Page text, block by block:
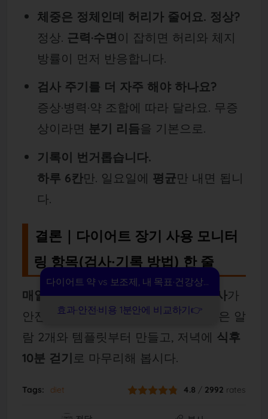
체중은 정체인데 허리가 줄어요. 정상?
정상. 근력·수면이 잡히면 허리와 체지
방률이 먼저 반응합니다.
검사 주기를 더 자주 해야 하나요?
증상·병력·약 조합에 따라 달라요. 무증
상이라면 분기 리듬을 기본으로.
기록이 번거롭습니다.
하루 6칸만. 일요일에 평균만 내면 됩니
다.
결론｜다이어트 장기 사용 모니터
링 항목(검사·기록 방법) 한 줄
매일 6칸 기록 + 주간 평균 + 분기 검사가
안전과 성과를 동시에 잡습니다. 오늘은 알
람 2개와 템플릿부터 만들고, 저녁에 식후
10분 걷기 로 마무리해 봅시다.
다이어트 약 vs 보조제, 내 목표·건강상태 기준으로
효과·안전·비용 1분안에 비교하기👉
Tags: diet 4.8 / 2992 rates